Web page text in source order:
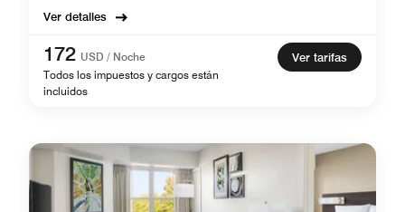
Ver detalles
172 USD / Noche
Todos los impuestos y cargos están
incluidos
Ver tarifas